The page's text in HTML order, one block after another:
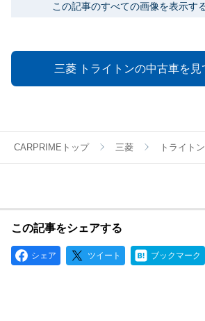
この記事のすべての画像を表示す
三菱 トライトンの中古車を見
CARPRIMEトップ 三菱 トライトン
この記事をシェアする
シェア ツイート ブックマーク